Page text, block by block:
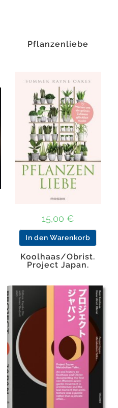
Pflanzenliebe
15,00 €
In den Warenkorb
Koolhaas/Obrist.
Project Japan.